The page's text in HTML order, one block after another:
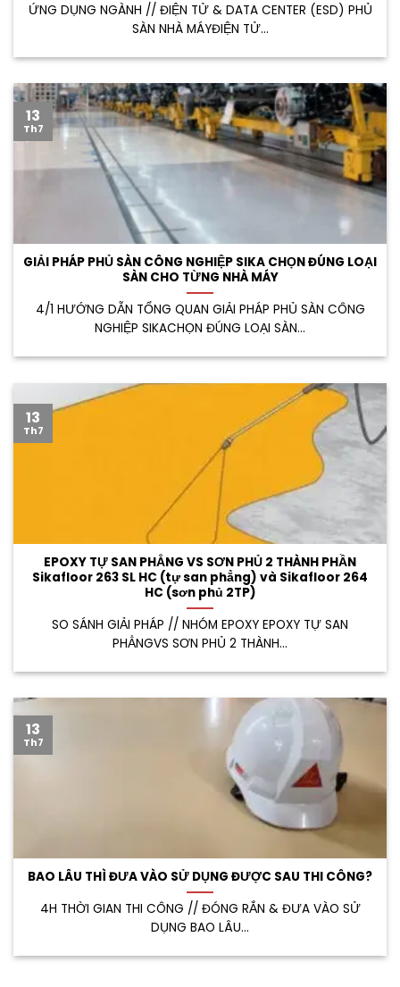
ỨNG DỤNG NGÀNH // ĐIỆN TỬ & DATA CENTER (ESD) PHỦ
SÀN NHÀ MÁYĐIỆN TỬ...
GIẢI PHÁP PHỦ SÀN CÔNG NGHIỆP SIKA CHỌN ĐÚNG LOẠI
SÀN CHO TỪNG NHÀ MÁY
4/1 HƯỚNG DẪN TỔNG QUAN GIẢI PHÁP PHỦ SÀN CÔNG
NGHIỆP SIKACHỌN ĐÚNG LOẠI SÀN...
13
Th7
EPOXY TỰ SAN PHẲNG VS SƠN PHỦ 2 THÀNH PHẦN
Sikafloor 263 SL HC (tự san phẳng) và Sikafloor 264
HC (sơn phủ 2TP)
SO SÁNH GIẢI PHÁP // NHÓM EPOXY EPOXY TỰ SAN
PHẲNGVS SƠN PHỦ 2 THÀNH...
13
Th7
BAO LÂU THÌ ĐƯA VÀO SỬ DỤNG ĐƯỢC SAU THI CÔNG?
4H THỜI GIAN THI CÔNG // ĐÓNG RẮN & ĐƯA VÀO SỬ
DỤNG BAO LÂU...
13
Th7